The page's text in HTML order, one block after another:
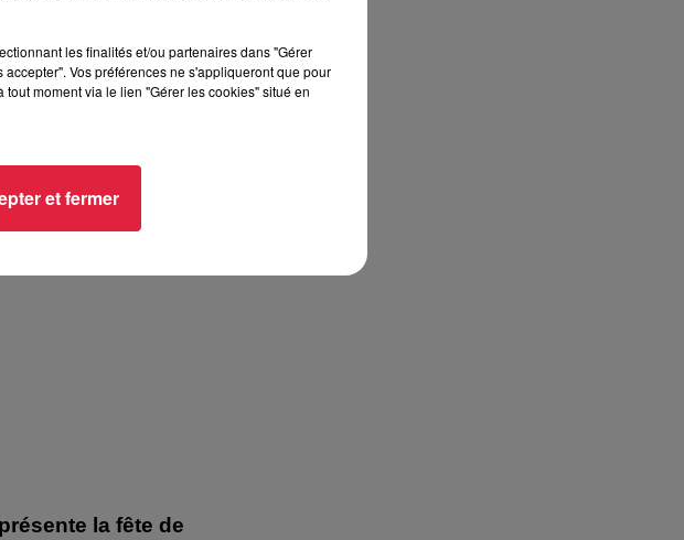
de
la fête de
les finalités et/ou partenaires dans "Gérer
Vos préférences ne s'appliqueront que pour
moment via le lien "Gérer les cookies" situé en
et fermer